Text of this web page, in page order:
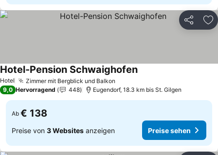
Teilen
Hotel Zimmer mit Bergblick und Balkon
Hotel-Pension SchwaighofenPreise sehen
9,0 Hervorragend 448 Eugendorf, 18.3 km bis St. Gilgen
Ab € 138
Preise von 3 Websites anzeigen Preise sehen